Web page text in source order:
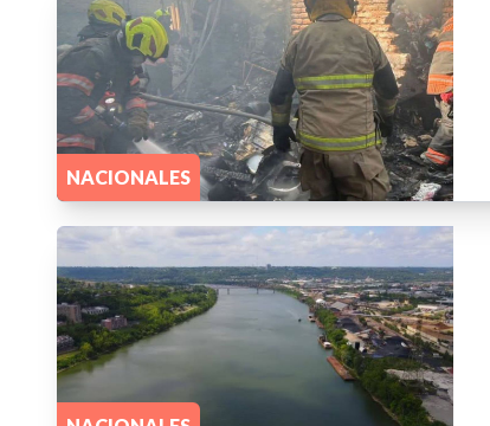
NACIONALES